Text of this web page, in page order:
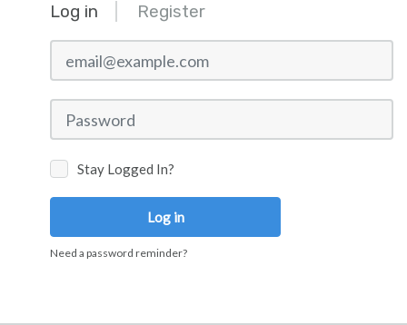
Log in Register
email@example.com
Password
Stay Logged In?
Log in
Need a password reminder?